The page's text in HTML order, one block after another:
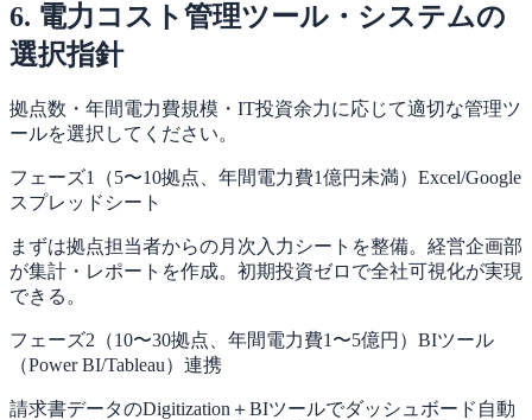
6. 電力コスト管理ツール・システムの
選択指針
拠点数・年間電力費規模・IT投資余力に応じて適切な管理ツ
ールを選択してください。
フェーズ1（5〜10拠点、年間電力費1億円未満） Excel/Google
スプレッドシート
まずは拠点担当者からの月次入力シートを整備。経営企画部
が集計・レポートを作成。初期投資ゼロで全社可視化が実現
できる。
フェーズ2（10〜30拠点、年間電力費1〜5億円） BIツール
（Power BI/Tableau）連携
請求書データのDigitization＋BIツールでダッシュボード自動